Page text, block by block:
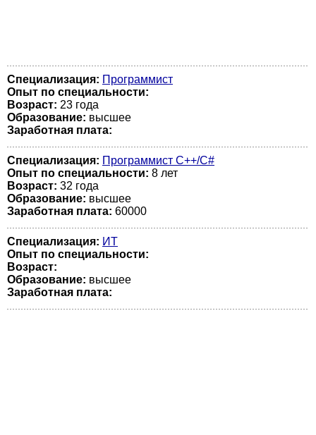
Специализация: Программист
Опыт по специальности:
Возраст: 23 годa
Образование: высшее
Заработная плата:
Специализация: Программист С++/C#
Опыт по специальности: 8 лет
Возраст: 32 годa
Образование: высшее
Заработная плата: 60000
Специализация: ИТ
Опыт по специальности:
Возраст:
Образование: высшее
Заработная плата: